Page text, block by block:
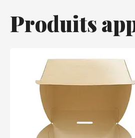
Produits